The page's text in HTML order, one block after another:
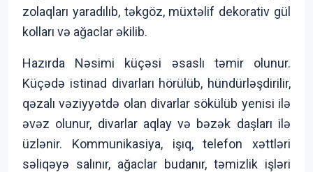
zolaqları yaradılıb, təkgöz, müxtəlif dekorativ gül
kolları və ağaclar əkilib.
Hazırda Nəsimi küçəsi əsaslı təmir olunur.
Küçədə istinad divarları hörülüb, hündürləşdirilir,
qəzalı vəziyyətdə olan divarlar sökülüb yenisi ilə
əvəz olunur, divarlar aqlay və bəzək daşları ilə
üzlənir. Kommunikasiya, işıq, telefon xəttləri
səliqəyə salınır, ağaclar budanır, təmizlik işləri